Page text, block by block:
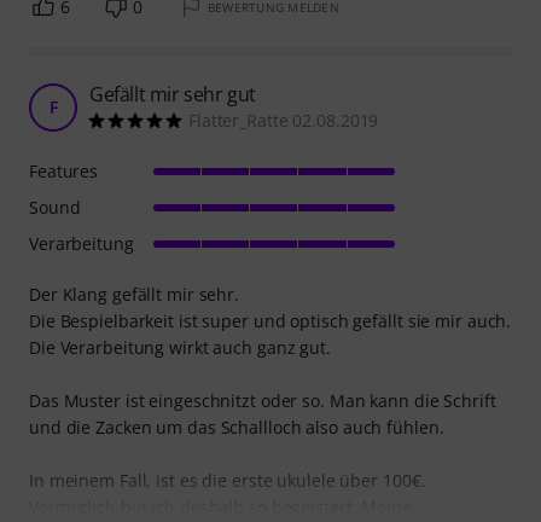
6 0 BEWERTUNG MELDEN
F Gefällt mir sehr gut
Flatter_Ratte 02.08.2019
Der Klang gefällt mir sehr.
Die Bespielbarkeit ist super und optisch gefällt sie mir auch.
Die Verarbeitung wirkt auch ganz gut.
Das Muster ist eingeschnitzt oder so. Man kann die Schrift
und die Zacken um das Schallloch also auch fühlen.
In meinem Fall, ist es die erste ukulele über 100€.
Features
Sound
Verarbeitung